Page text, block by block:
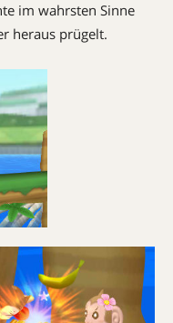
im wahrsten Sinne
heraus prügelt.